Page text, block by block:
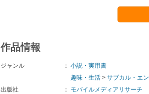
作品情報
ジャンル ： 小説・実用書
趣味・生活 > サブカル・エ
出版社
：
モバイルメディアリサーチ